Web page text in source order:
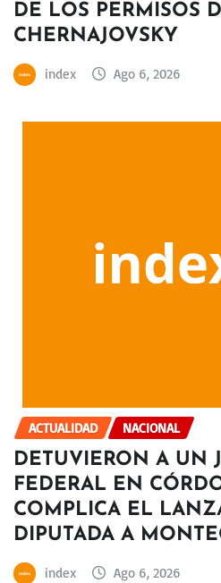
DE LOS PERMISOS
CHERNAJOVSKY
index Ago 6, 2026
ACTUALIDAD NACIONAL
DETUVIERON A UN
FEDERAL EN
COMPLICA EL
DIPUTADA A
index Ago 6, 2026